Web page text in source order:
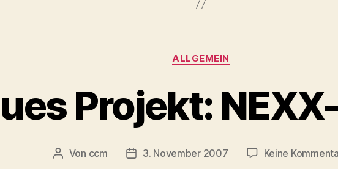
Kategorien
ALLGEMEIN
Projekt:
Beitragsautor
Von ccm Veröffentlichungsdatum
3. November 2007 Keine